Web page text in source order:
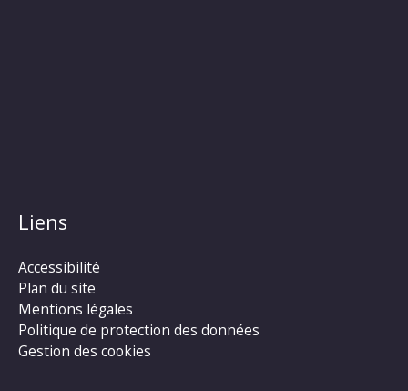
Liens
Accessibilité
Plan du site
Mentions légales
Politique de protection des données
Gestion des cookies